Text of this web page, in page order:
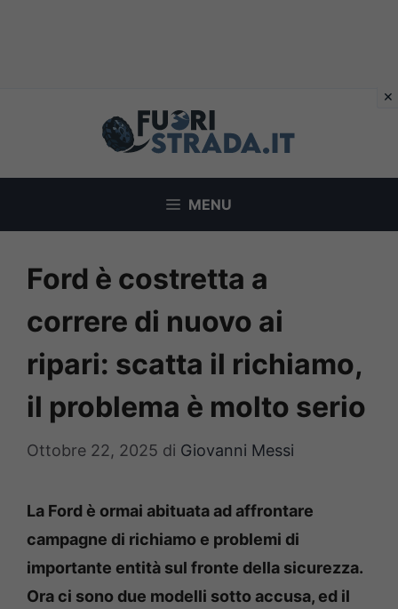
MENU
Ford è costretta a
correre di nuovo ai
ripari: scatta il richiamo,
il problema è molto serio
Ottobre 22, 2025 di Giovanni Messi
La Ford è ormai abituata ad affrontare
campagne di richiamo e problemi di
importante entità sul fronte della sicurezza.
Ora ci sono due modelli sotto accusa, ed il